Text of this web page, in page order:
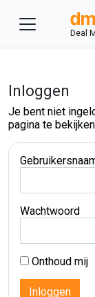
Deal
Inloggen
Je bent niet
pagina te
Wachtwoord
Onthoud mij